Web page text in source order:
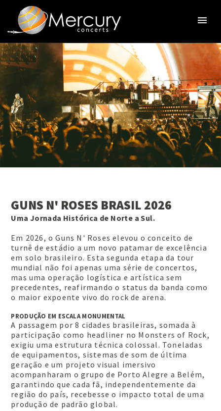
GUNS N' ROSES BRASIL 2026
Uma Jornada Histórica de Norte a Sul.
Em 2026, o Guns N' Roses elevou o conceito de
turnê de estádio a um novo patamar de excelência
em solo brasileiro. Esta segunda etapa da tour
mundial não foi apenas uma série de concertos,
mas uma operação logística e artística sem
precedentes, reafirmando o status da banda como
o maior expoente vivo do rock de arena.
PRODUÇÃO EM ESCALA MONUMENTAL
A passagem por 8 cidades brasileiras, somada à
participação como headliner no Monsters of Rock,
exigiu uma estrutura técnica colossal. Toneladas
de equipamentos, sistemas de som de última
geração e um projeto visual imersivo
acompanharam o grupo de Porto Alegre a Belém,
garantindo que cada fã, independentemente da
região do país, recebesse o impacto total de uma
produção de padrão global.